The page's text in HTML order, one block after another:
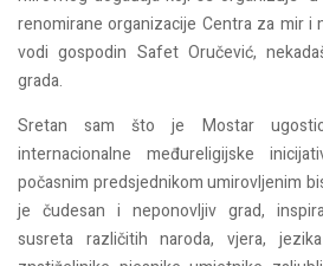
renomirane organizacije Centra za mir i
vodi gospodin Safet Oručević,
grada.
Sretan sam što je Mostar
internacionalne međureligijske
počasnim predsjednikom umirovljenim
je čudesan i neponovljiv grad,
susreta različitih naroda, vjera,